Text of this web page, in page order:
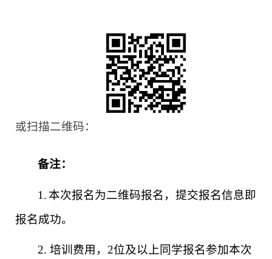
或扫描二维码：
备注：
1. 本次报名为二维码报名，提交报名信息即
报名成功。
2. 培训费用，2位及以上同学报名参加本次